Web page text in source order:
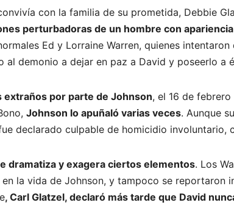
con la familia de su prometida, Debbie
perturbadoras de un hombre con
Ed y Lorraine Warren, quienes
al demonio a dejar en paz a David y poseerlo a
por parte de Johnson, el 16 de
Johnson lo apuñaló varias veces. Aunque
declarado culpable de homicidio involuntario,
dramatiza y exagera ciertos elementos. Los
la vida de Johnson, y tampoco se reportaron
, Carl Glatzel, declaró más tarde que David